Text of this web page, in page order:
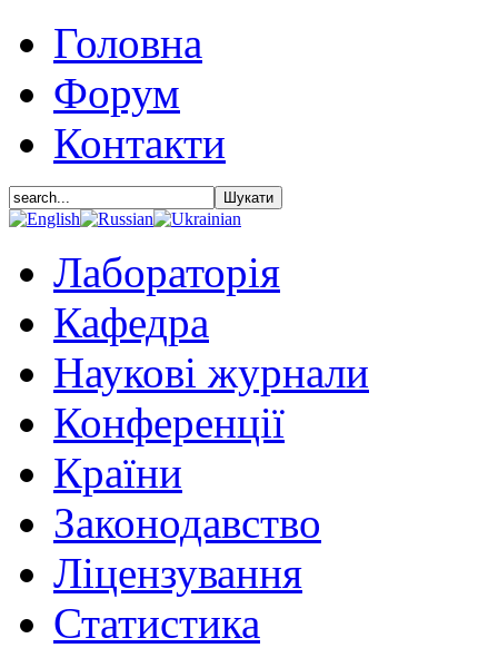
Головна
Форум
Контакти
Лабораторія
Кафедра
Наукові журнали
Конференції
Країни
Законодавство
Ліцензування
Статистика